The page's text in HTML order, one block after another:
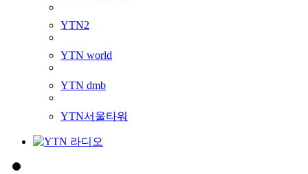
YTN2
YTN world
YTN dmb
YTN서울타워